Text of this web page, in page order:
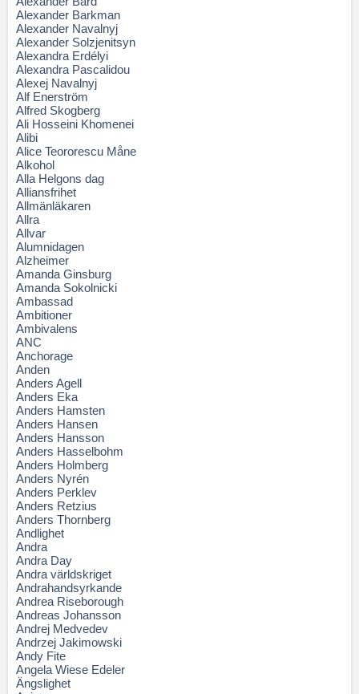
Alexander Barkman
Alexander Navalnyj
Alexander Solzjenitsyn
Alexandra Erdélyi
Alexandra Pascalidou
Alexej Navalnyj
Alf Enerström
Alfred Skogberg
Ali Hosseini Khomenei
Alibi
Alice Teororescu Måne
Alkohol
Alla Helgons dag
Alliansfrihet
Allmänläkaren
Allra
Allvar
Alumnidagen
Alzheimer
Amanda Ginsburg
Amanda Sokolnicki
Ambassad
Ambitioner
Ambivalens
ANC
Anchorage
Anden
Anders Agell
Anders Eka
Anders Hamsten
Anders Hansen
Anders Hansson
Anders Hasselbohm
Anders Holmberg
Anders Nyrén
Anders Perklev
Anders Retzius
Anders Thornberg
Andlighet
Andra
Andra Day
Andra världskriget
Andrahandsyrkande
Andrea Riseborough
Andreas Johansson
Andrej Medvedev
Andrzej Jakimowski
Andy Fite
Angela Wiese Edeler
Ängslighet